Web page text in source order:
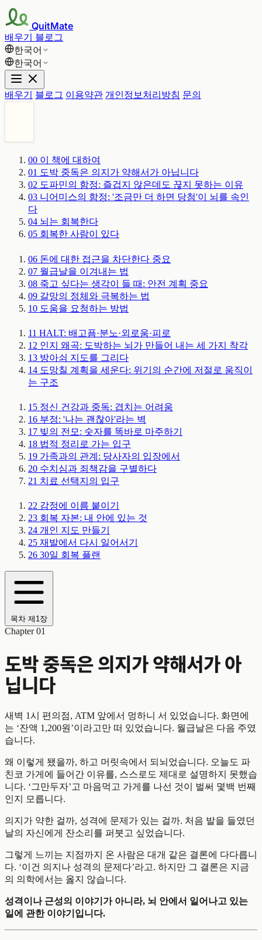
QuitMate
배우기 블로그
한국어
한국어
배우기 블로그 이용약관 개인정보처리방침 문의
00 이 책에 대하여
01 도박 중독은 의지가 약해서가 아닙니다
02 도파민의 함정: 즐겁지 않은데도 끊지 못하는 이유
03 니어미스의 함정: '조금만 더 하면 당첨'이 뇌를 속인
다
04 뇌는 회복한다
05 회복한 사람이 있다
06 돈에 대한 접근을 차단한다 중요
07 월급날을 이겨내는 법
08 죽고 싶다는 생각이 들 때: 안전 계획 중요
09 갈망의 정체와 극복하는 법
10 도움을 요청하는 방법
11 HALT: 배고픔·분노·외로움·피로
12 인지 왜곡: 도박하는 뇌가 만들어 내는 세 가지 착각
13 방아쇠 지도를 그리다
14 도망칠 계획을 세운다: 위기의 순간에 저절로 움직이
는 구조
15 정신 건강과 중독: 겹치는 어려움
16 부정: '나는 괜찮아'라는 벽
17 빚의 전모: 숫자를 똑바로 마주하기
18 법적 정리로 가는 입구
19 가족과의 관계: 당사자의 입장에서
20 수치심과 죄책감을 구별하다
21 치료 선택지의 입구
22 감정에 이름 붙이기
23 회복 자본: 내 안에 있는 것
24 개인 지도 만들기
25 재발에서 다시 일어서기
26 30일 회복 플랜
목차 제1장
Chapter 01
도박 중독은 의지가 약해서가 아
닙니다
새벽 1시 편의점, ATM 앞에서 멍하니 서 있었습니다. 화면에
는 ‘잔액 1,200원’이라고만 떠 있었습니다. 월급날은 다음 주였
습니다.
왜 이렇게 됐을까, 하고 머릿속에서 되뇌었습니다. 오늘도 파
친코 가게에 들어간 이유를, 스스로도 제대로 설명하지 못했습
니다. ‘그만두자’고 마음먹고 가게를 나선 것이 벌써 몇백 번째
인지 모릅니다.
의지가 약한 걸까, 성격에 문제가 있는 걸까. 처음 발을 들였던
날의 자신에게 잔소리를 퍼붓고 싶었습니다.
그렇게 느끼는 지점까지 온 사람은 대개 같은 결론에 다다릅니
다. ‘이건 의지나 성격의 문제다’라고. 하지만 그 결론은 지금
의 의학에서는 옳지 않습니다.
성격이나 근성의 이야기가 아니라, 뇌 안에서 일어나고 있는
일에 관한 이야기입니다.